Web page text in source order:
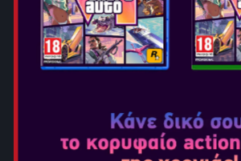
Η ιστορία μεταφέρει τους παίκτες στα
μια μυστηριώδη άγρια περιοχή που
μεταμορφωθεί απρόβλεπτα. Αυτός ο
είναι γεμάτος από σκληρά άγρια
περιβάλλον, συμπεριλαμβανομένων
που οι παίκτες θα αντιμετωπίσουν σε
μάχες. Ως κυνηγοί, οι παίκτες